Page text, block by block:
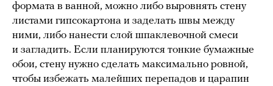
формата в ванной, можно либо выровнять стену
листами гипсокартона и заделать швы между
ними, либо нанести слой шпаклевочной смеси
и загладить. Если планируются тонкие бумажные
обои, стену нужно сделать максимально ровной,
чтобы избежать малейших перепадов и царапин